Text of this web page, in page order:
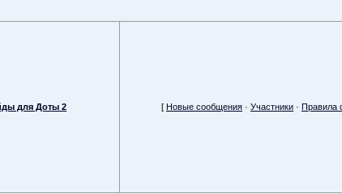
для Доты 2 [ Новые сообщения · Участники · Правила